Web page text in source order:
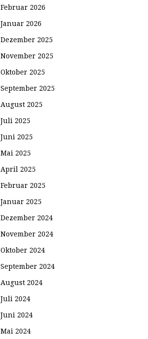
Februar 2026
Januar 2026
Dezember 2025
November 2025
Oktober 2025
September 2025
August 2025
Juli 2025
Juni 2025
Mai 2025
April 2025
Februar 2025
Januar 2025
Dezember 2024
November 2024
Oktober 2024
September 2024
August 2024
Juli 2024
Juni 2024
Mai 2024